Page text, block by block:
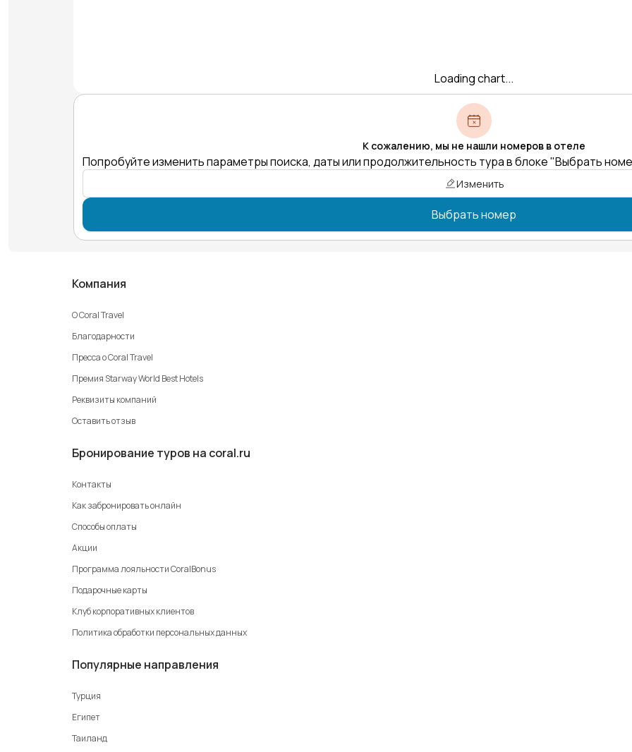
Loading chart...
К сожалению, мы не нашли номеров в отеле
Попробуйте изменить параметры поиска, даты или продолжительность тура в блоке "Выбрать
Изменить
Выбрать номер
Компания
О Coral Travel
Благодарности
Пресса о Coral Travel
Премия Starway World Best Hotels
Реквизиты компаний
Оставить отзыв
Бронирование туров на coral.ru
Контакты
Как забронировать онлайн
Способы оплаты
Акции
Программа лояльности CoralBonus
Подарочные карты
Клуб корпоративных клиентов
Политика обработки персональных данных
Популярные направления
Турция
Египет
Таиланд